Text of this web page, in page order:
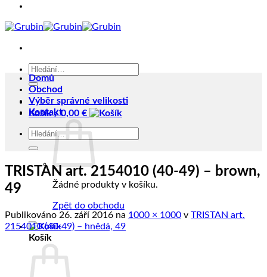
Hledat:
Košík /0,00 €
Žádné produkty v košíku.
Zpět do obchodu
Košík
Domů
Obchod
Výběr správné velikosti
Kontakt
Hledat:
TRISTAN art. 2154010 (40-49) – brown,
49
Publikováno 26. září 2016 na 1000 × 1000 v TRISTAN art.
2154010 (40-49) – hnědá, 49